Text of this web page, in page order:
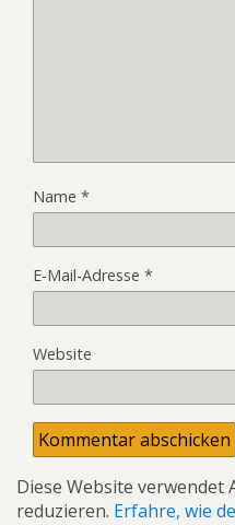
Name *
E-Mail-Adresse *
Website
Diese Website verwendet
reduzieren. Erfahre, wie